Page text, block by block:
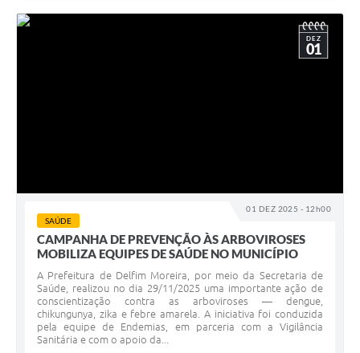
01 DEZ 2025 - 12h00
DEZ
01
SAÚDE
CAMPANHA DE PREVENÇÃO ÀS ARBOVIROSES
MOBILIZA EQUIPES DE SAÚDE NO MUNICÍPIO
A Prefeitura de Delfim Moreira, por meio da Secretaria de
Saúde, realizou no dia 29/11/2025 uma importante ação de
conscientização contra as arboviroses — dengue,
chikungunya, zika e febre amarela. A iniciativa foi conduzida
pela equipe de Endemias, em parceria com a Vigilância
Sanitária e com o apoio da...